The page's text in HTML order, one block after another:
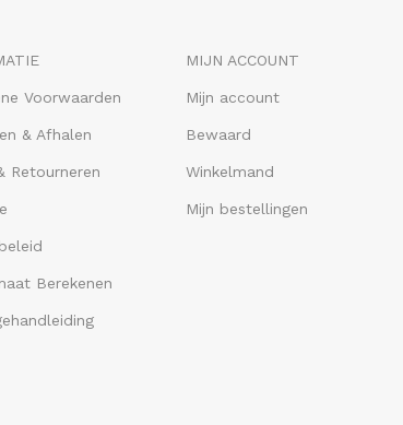
Voorwaarden
& Afhalen
Retourneren
Berekenen
MIJN ACCOUNT
Mijn account
Bewaard
Winkelmand
Mijn bestellingen